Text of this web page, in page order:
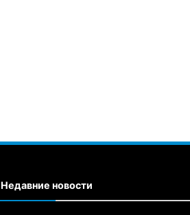
Недавние новости